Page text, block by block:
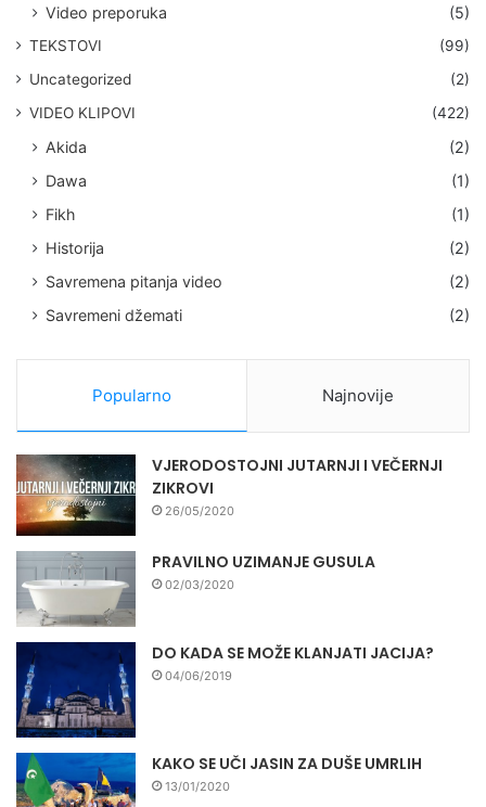
Video preporuka
(5)
TEKSTOVI
(99)
Uncategorized
(2)
VIDEO KLIPOVI
(422)
Akida
(2)
Dawa
(1)
Fikh
(1)
Historija
(2)
Savremena pitanja video
(2)
Savremeni džemati
(2)
Popularno Najnovije
VJERODOSTOJNI JUTARNJI I VEČERNJI
ZIKROVI
26/05/2020
PRAVILNO UZIMANJE GUSULA
02/03/2020
DO KADA SE MOŽE KLANJATI JACIJA?
04/06/2019
KAKO SE UČI JASIN ZA DUŠE UMRLIH
13/01/2020